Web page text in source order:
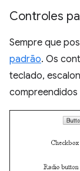
Controles
Sempre que
padrão. Os
teclado,